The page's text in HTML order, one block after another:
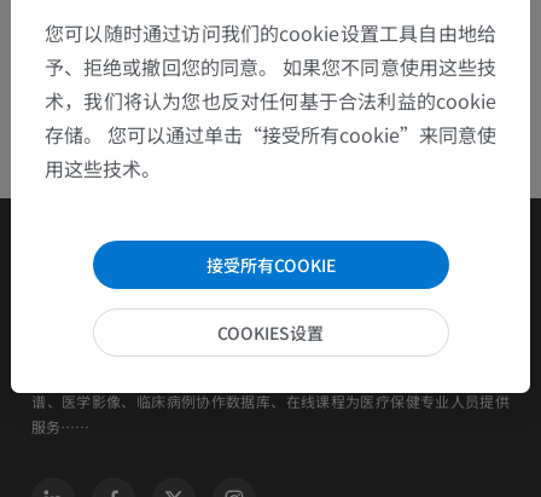
谱、医学影像、临床病例协作数据库、在线课程为医疗保健专业人员提供
服务……
您可以随时通过访问我们的cookie设置工具自由地给
予、拒绝或撤回您的同意。 如果您不同意使用这些技
术，我们将认为您也反对任何基于合法利益的cookie
存储。 您可以通过单击“接受所有cookie”来同意使
用这些技术。
接受所有COOKIE
COOKIES设置